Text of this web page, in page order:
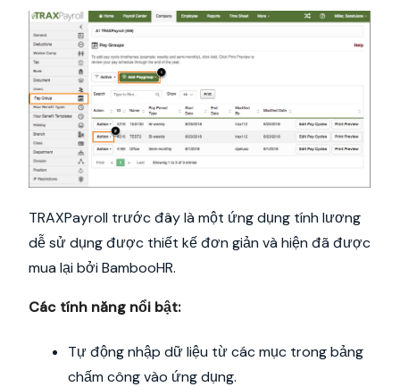
TRAXPayroll trước đây là một ứng dụng tính lương
dễ sử dụng được thiết kế đơn giản và hiện đã được
mua lại bởi BambooHR.
Các tính năng nổi bật:
Tự động nhập dữ liệu từ các mục trong bảng
chấm công vào ứng dụng.